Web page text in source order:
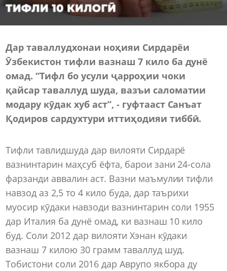
Дар таваллудхонаи ноҳияи Сирдарёи
Ӯзбекистон тифли вазнаш 7 кило ба дунё
омад. “Тифл бо усули ҷарроҳии чоки
қайсар таваллуд шуда, вазъи саломатии
модару кӯдак хуб аст”, - гуфтааст Санъат
Қодиров сардухтури иттиҳодияи тиббӣ.
Тифли тавлидшуда дар вилояти Сирдарё
вазнинтарин маҳсуб ёфта, барои зани 24-сола
фарзанди аввалин аст. Вазни маъмулии тифли
навзод аз 2,5 то 4 кило буда, дар таърихи
муосир кӯдаки навзоди вазнинтарин соли 1955
дар Италия ба дунё омад, ки вазнаш 10 кило
буд. Соли 2012 дар вилояти Хэнан кӯдаки
вазнаш 7 килою 30 грамм таваллуд шуд.
Тобистони соли 2016 дар Аврупо якбора ду